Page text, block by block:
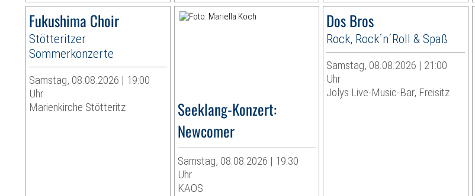
Fukushima Choir
Stötteritzer
Sommerkonzerte
Samstag, 08.08.2026 | 19:00
Uhr
Marienkirche Stötteritz
Seeklang-Konzert:
Newcomer
Samstag, 08.08.2026 | 19:30
Uhr
KAOS
Dos Bros
Rock, Rock´n´Roll & Spaß
Samstag, 08.08.2026 | 21:00
Uhr
Jolys Live-Music-Bar, Freisitz